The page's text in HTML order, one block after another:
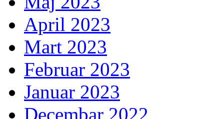
April 2023
Mart 2023
Februar 2023
Januar 2023
Decembar 2022